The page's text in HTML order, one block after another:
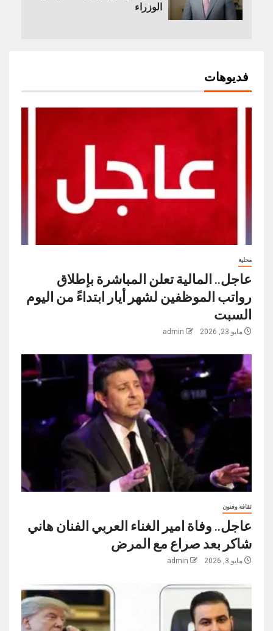
الوزراء
فديوهات
محلية
عاجل.. المالية تعلن المباشرة بإطلاق
رواتب ‏الموظفين لشهر أيار ابتداءً من اليوم
السبت
مايو 23, 2026 admin
ثقافة وفنون
عاجل.. وفاة امير الغناء العربي الفنان هاني
شاكر بعد صراع مع المرض
مايو 3, 2026 admin